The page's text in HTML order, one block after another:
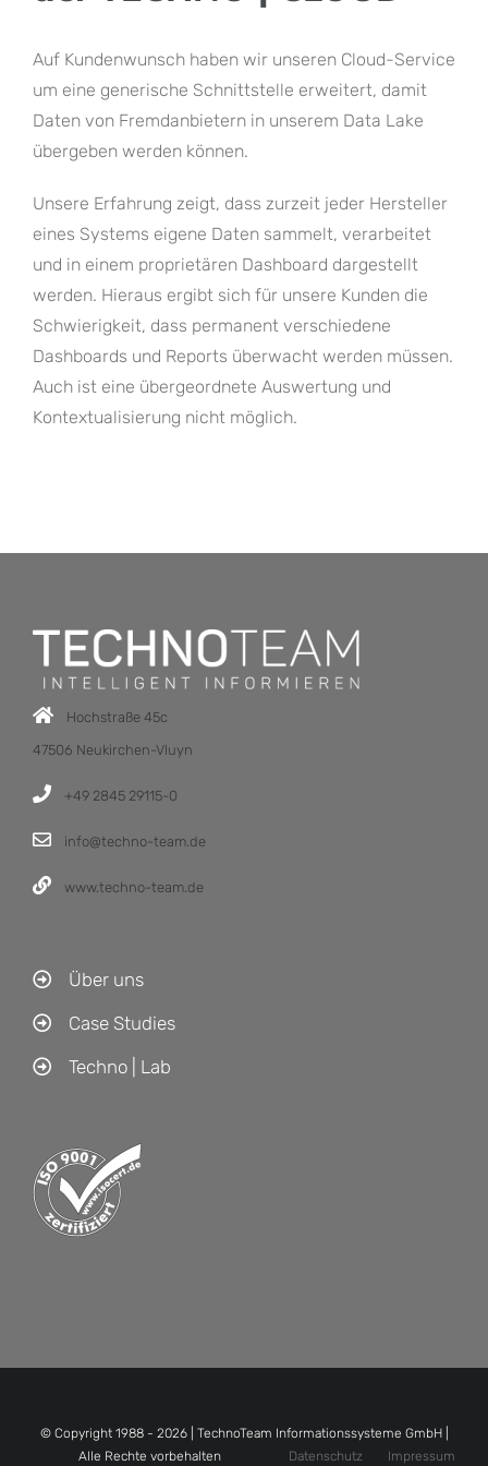
Auf Kundenwunsch haben wir unseren Cloud-Service
um eine generische Schnittstelle erweitert, damit
Daten von Fremdanbietern in unserem Data Lake
übergeben werden können.
Unsere Erfahrung zeigt, dass zurzeit jeder Hersteller
eines Systems eigene Daten sammelt, verarbeitet
und in einem proprietären Dashboard dargestellt
werden. Hieraus ergibt sich für unsere Kunden die
Schwierigkeit, dass permanent verschiedene
Dashboards und Reports überwacht werden müssen.
Auch ist eine übergeordnete Auswertung und
Kontextualisierung nicht möglich.
Hochstraße 45c
47506 Neukirchen-Vluyn
+49 2845 29115-0
info@techno-team.de
www.techno-team.de
Über uns
Case Studies
Techno | Lab
© Copyright 1988 - 2026 | TechnoTeam Informationssysteme GmbH |
Alle Rechte vorbehalten
Datenschutz Impressum